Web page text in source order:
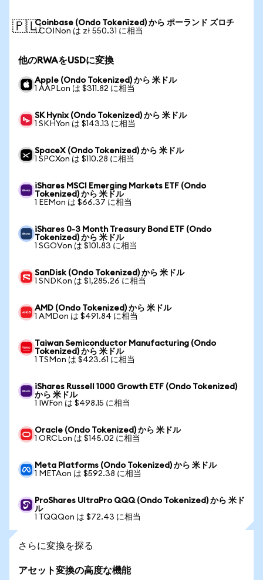
🇵🇱Coinbase (Ondo Tokenized) から ポーランド ズロチ
1 COINon は zł 550.31 に相当
他のRWAをUSDに変換
Apple (Ondo Tokenized) から 米ドル
1 AAPLon は $311.82 に相当
SK Hynix (Ondo Tokenized) から 米ドル
1 SKHYon は $143.13 に相当
SpaceX (Ondo Tokenized) から 米ドル
1 SPCXon は $110.28 に相当
iShares MSCI Emerging Markets ETF (Ondo
Tokenized) から 米ドル
1 EEMon は $66.37 に相当
iShares 0-3 Month Treasury Bond ETF (Ondo
Tokenized) から 米ドル
1 SGOVon は $101.83 に相当
SanDisk (Ondo Tokenized) から 米ドル
1 SNDKon は $1,285.26 に相当
AMD (Ondo Tokenized) から 米ドル
1 AMDon は $491.84 に相当
Taiwan Semiconductor Manufacturing (Ondo
Tokenized) から 米ドル
1 TSMon は $423.61 に相当
iShares Russell 1000 Growth ETF (Ondo Tokenized)
から 米ドル
1 IWFon は $498.15 に相当
Oracle (Ondo Tokenized) から 米ドル
1 ORCLon は $145.02 に相当
Meta Platforms (Ondo Tokenized) から 米ドル
1 METAon は $592.38 に相当
ProShares UltraPro QQQ (Ondo Tokenized) から 米ド
ル
1 TQQQon は $72.43 に相当
さらに変換を探る
アセット変換の高度な機能